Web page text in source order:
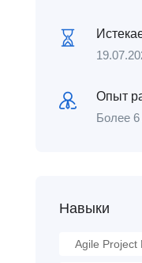
Опыт
Более 6
Навыки
Agile Project